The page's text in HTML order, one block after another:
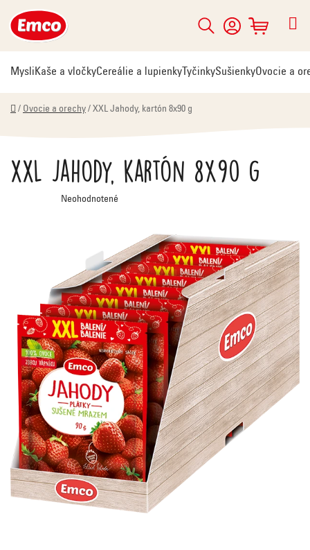
na
obsah
Hľadať
NÁKUPNÝ
KOŠÍK
MysliKaše a vločkyCereálie a lupienky TyčinkySušienkyOvocie a
Domov
/ Ovocie a orechy / XXL Jahody, kartón 8x90 g
XXL Jahody, kartón 8x90 g
Priemerné
hodnotenie
Neohodnotené